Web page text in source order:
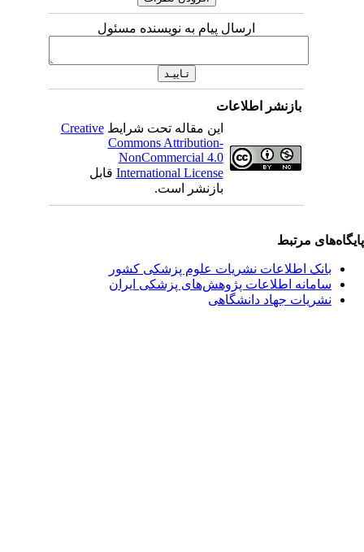
ارسال پیام به نویسنده مسئول
بازنشر اطلاعات
این مقاله تحت شرایطCreative
Commons Attribution-
NonCommercial 4.0
International Licenseقابل
بازنشر است.
مرتبط
بانک اطلاعات نشریات علوم پزشکی کشور
سامانه اطلاعات پژوهش‌های پزشکی ایران
نشریات جهاد دانشگاهی